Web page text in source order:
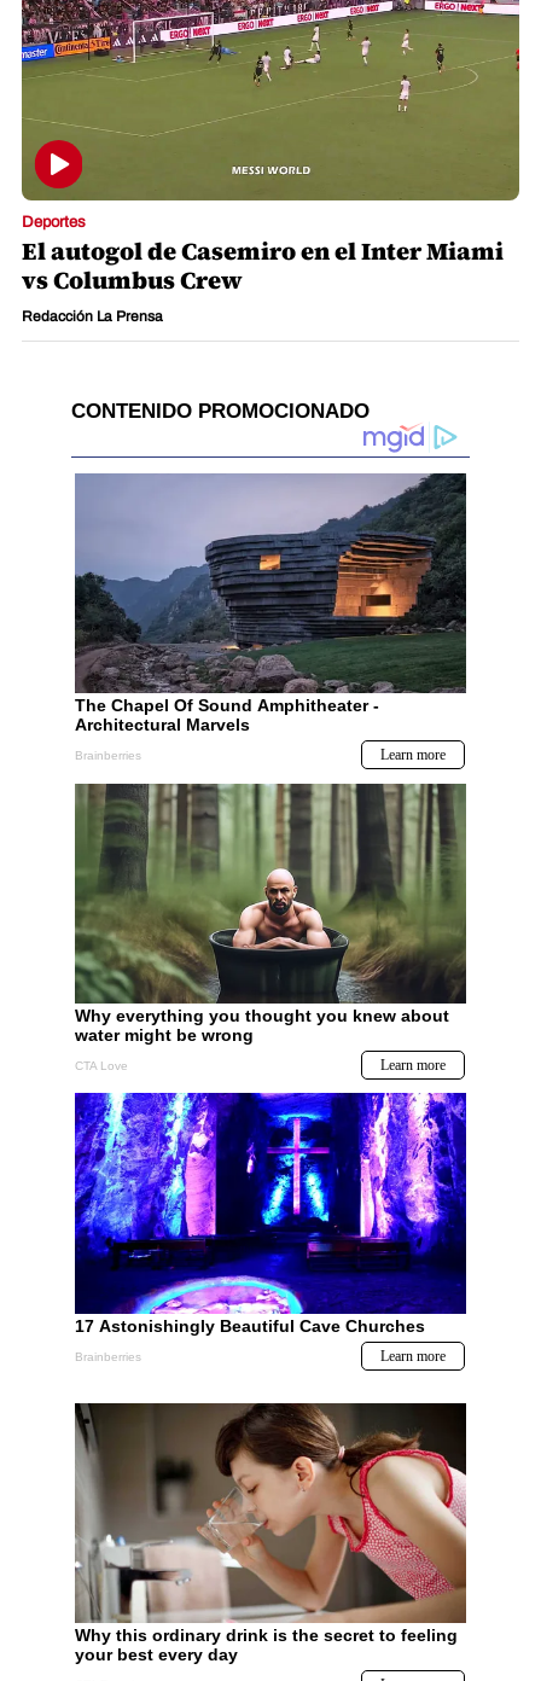
Deportes
El autogol de Casemiro en el Inter Miami
vs Columbus Crew
Redacción La Prensa